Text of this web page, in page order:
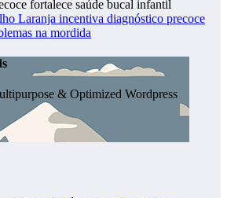
Laranja incentiva diagnóstico precoce
na mordida
& Optimized Wordpress